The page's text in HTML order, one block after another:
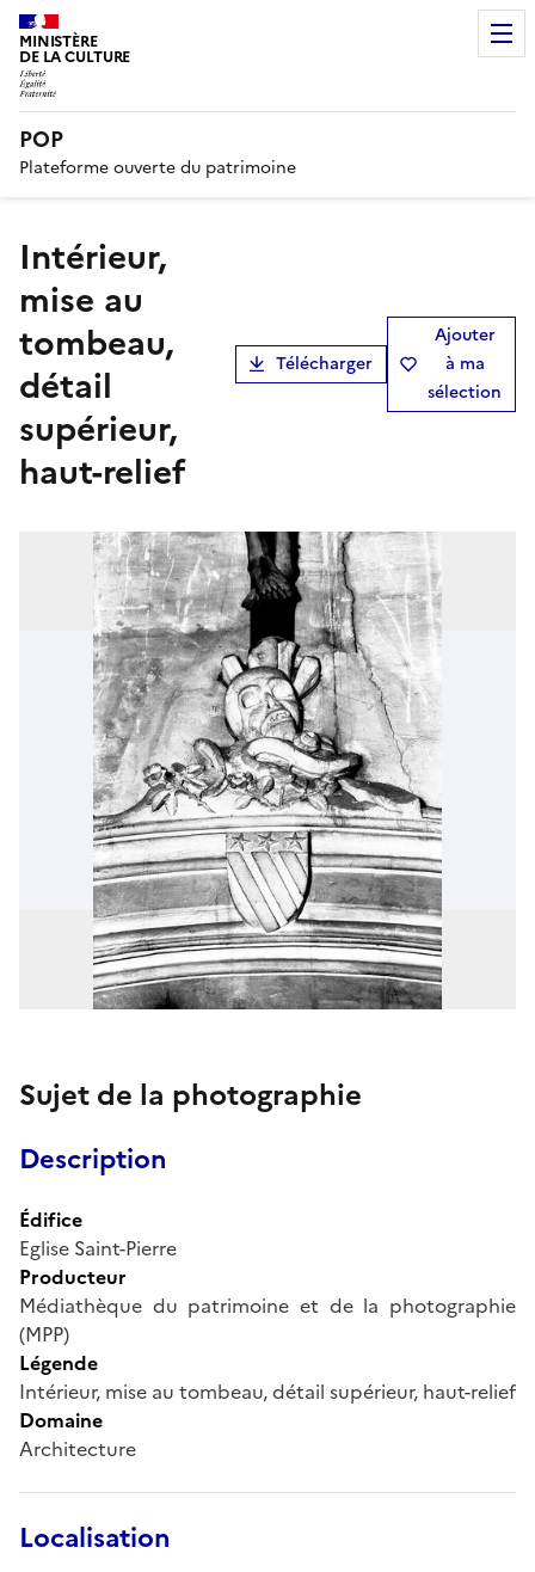
MINISTÈRE
DE LA CULTURE
POP
Plateforme ouverte du patrimoine
Intérieur,
mise au
tombeau,
détail
supérieur,
haut-relief
Télécharger
Ajouter
à ma
sélection
Sujet de la photographie
Description
Édifice
Eglise Saint-Pierre
Producteur
Médiathèque du patrimoine et de la photographie
(MPP)
Légende
Intérieur, mise au tombeau, détail supérieur, haut-relief
Domaine
Architecture
Localisation